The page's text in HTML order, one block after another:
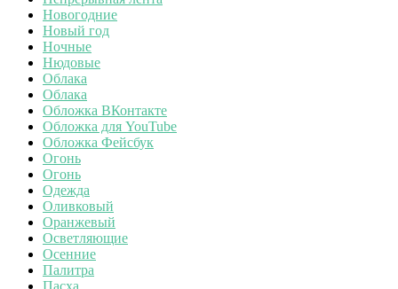
Новогодние
Новый год
Ночные
Нюдовые
Облака
Облака
Обложка ВКонтакте
Обложка для YouTube
Обложка Фейсбук
Огонь
Огонь
Одежда
Оливковый
Оранжевый
Осветляющие
Осенние
Палитра
Пасха